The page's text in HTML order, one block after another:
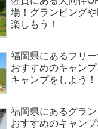
場！グランピング
楽しもう！
福岡県にあるフリ
おすすめのキャン
キャンプをしよう！
福岡県にあるグラ
おすすめのキャン